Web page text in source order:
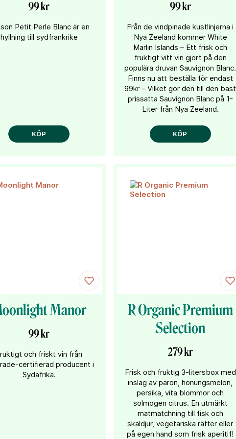
99 kr
Petit Perle Blanc är en
hyllning till sydfrankrike
KÖP
99 kr
Från de vindpinade kustlinjerna i
Nya Zeeland kommer White
Marlin Islands – Ett frisk och
fruktigt vitt vin gjort på den
populära druvan Sauvignon Blanc.
Finns nu att beställa för endast
99kr – Vilket gör den till den bäst
prissatta Sauvignon Blanc på 1-
Liter från Nya Zeeland.
KÖP
Manor
99 kr
och friskt vin från
certifierad producent i
Sydafrika.
R Organic Premium
Selection
279 kr
Frisk och fruktig 3-litersbox med
inslag av päron, honungsmelon,
persika, vita blommor och
solmogen citrus. En utmärkt
matmatchning till fisk och
skaldjur, vegetariska rätter eller
på egen hand som frisk aperitif!